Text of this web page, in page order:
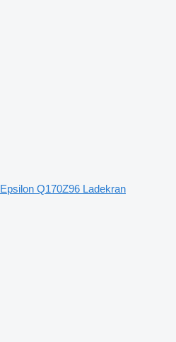
Epsilon Q170Z96 Ladekran